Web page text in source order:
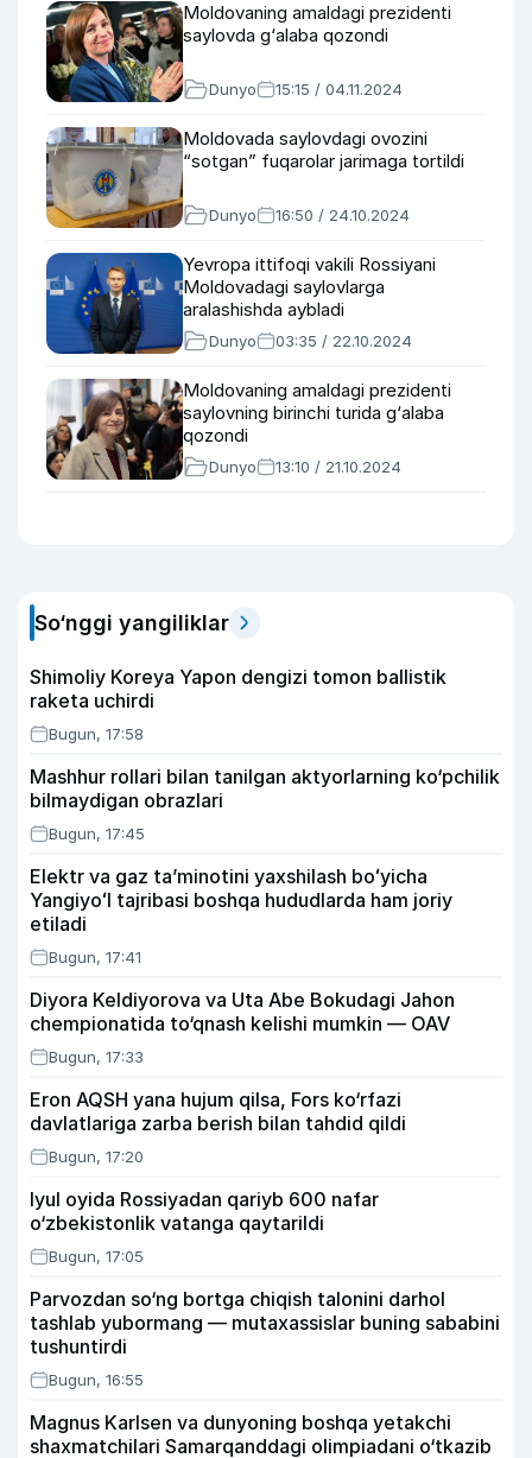
Moldovaning amaldagi prezidenti
saylovda g‘alaba qozondi
Dunyo 15:15 / 04.11.2024
Moldovada saylovdagi ovozini
“sotgan” fuqarolar jarimaga tortildi
Dunyo 16:50 / 24.10.2024
Yevropa ittifoqi vakili Rossiyani
Moldovadagi saylovlarga
aralashishda aybladi
Dunyo 03:35 / 22.10.2024
Moldovaning amaldagi prezidenti
saylovning birinchi turida g‘alaba
qozondi
Dunyo 13:10 / 21.10.2024
So‘nggi yangiliklar
Shimoliy Koreya Yapon dengizi tomon ballistik
raketa uchirdi
Bugun, 17:58
Mashhur rollari bilan tanilgan aktyorlarning ko‘pchilik
bilmaydigan obrazlari
Bugun, 17:45
Elektr va gaz taʼminotini yaxshilash boʻyicha
Yangiyoʻl tajribasi boshqa hududlarda ham joriy
etiladi
Bugun, 17:41
Diyora Keldiyorova va Uta Abe Bokudagi Jahon
chempionatida to‘qnash kelishi mumkin — OAV
Bugun, 17:33
Eron AQSH yana hujum qilsa, Fors ko‘rfazi
davlatlariga zarba berish bilan tahdid qildi
Bugun, 17:20
Iyul oyida Rossiyadan qariyb 600 nafar
o‘zbekistonlik vatanga qaytarildi
Bugun, 17:05
Parvozdan so‘ng bortga chiqish talonini darhol
tashlab yubormang — mutaxassislar buning sababini
tushuntirdi
Bugun, 16:55
Magnus Karlsen va dunyoning boshqa yetakchi
shaxmatchilari Samarqanddagi olimpiadani o‘tkazib